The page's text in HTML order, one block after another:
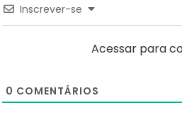
Inscrever-se
Acessar para
0 COMENTÁRIOS